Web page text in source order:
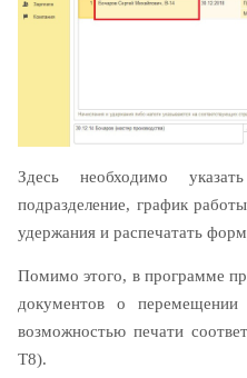
Здесь необходимо
подразделение, график
удержания и распечатать
Помимо этого, в программе
документов о
возможностью печати
Т8).